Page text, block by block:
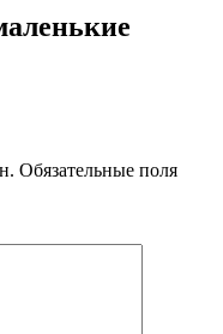
Обязательные поля